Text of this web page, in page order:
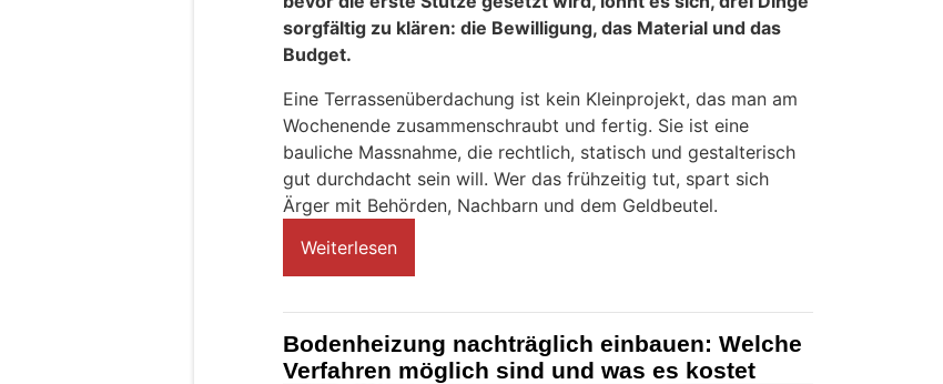
sorgfältig zu klären: die Bewilligung, das Material und das
Budget.
Eine Terrassenüberdachung ist kein Kleinprojekt, das man am
Wochenende zusammenschraubt und fertig. Sie ist eine
bauliche Massnahme, die rechtlich, statisch und gestalterisch
gut durchdacht sein will. Wer das frühzeitig tut, spart sich
Ärger mit Behörden, Nachbarn und dem Geldbeutel.
Weiterlesen
Bodenheizung nachträglich einbauen: Welche
Verfahren möglich sind und was es kostet